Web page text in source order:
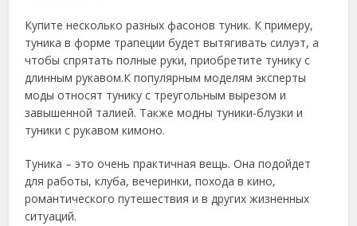
Купите несколько разных фасонов туник. К примеру,
туника в форме трапеции будет вытягивать силуэт, а
чтобы спрятать полные руки, приобретите тунику с
длинным рукавом.К популярным моделям эксперты
моды относят тунику с треугольным вырезом и
завышенной талией. Также модны туники-блузки и
туники с рукавом кимоно.
Туника – это очень практичная вещь. Она подойдет
для работы, клуба, вечеринки, похода в кино,
романтического путешествия и в других жизненных
ситуаций.